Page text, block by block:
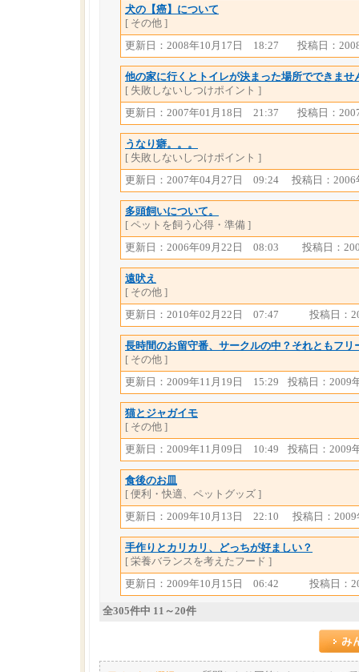
犬の【癌】について
[ その他 ]
更新日：2008年10月17日 18:27
投稿日：
他の家に行くとトイレが決まった場所でできませ
[ 失敗しないしつけポイント ]
更新日：2007年01月18日 21:37
投稿日：
うなり癖。。。
[ 失敗しないしつけポイント ]
更新日：2007年04月27日 09:24
投稿日：
多頭飼いについて。
[ ペットを飼う心得・準備 ]
更新日：2006年09月22日 08:03
投稿日：
遠吠え
[ その他 ]
更新日：2010年02月22日 07:47
投稿日：
長時間のお留守番、サークルの中？それともフリ
[ その他 ]
更新日：2009年11月19日 15:29
投稿日：2009
猫とジャガイモ
[ その他 ]
更新日：2009年11月09日 10:49
投稿日：2009
食後のお皿
[ 便利・快適、ペットグッズ ]
更新日：2009年10月13日 22:10
投稿日：
手作りとカリカリ、どっちが好ましい？
[ 栄養バランスを考えたフード ]
更新日：2009年10月15日 06:42
投稿日：
全305件中 11～20件